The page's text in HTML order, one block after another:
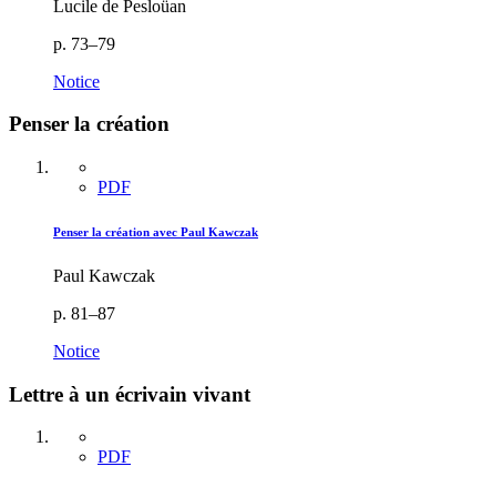
Lucile de Pesloüan
p. 73–79
Notice
Penser la création
PDF
Penser la création avec Paul Kawczak
Paul Kawczak
p. 81–87
Notice
Lettre à un écrivain vivant
PDF